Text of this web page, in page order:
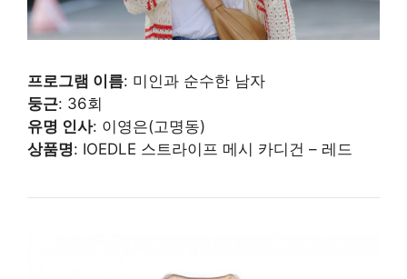
프로그램 이름: 미인과 순수한 남자
둥근: 36회
유명 인사: 이영은(고명동)
상품명: IOEDLE 스트라이프 메시 카디건 – 레드